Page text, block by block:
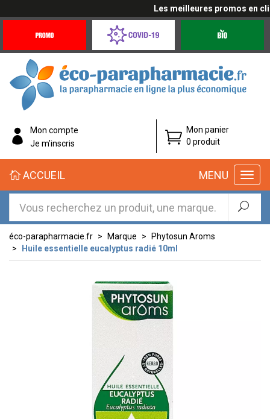
Les meilleures promos en
Offres
Coronavirus
éco-
parapharmacie.fr
éco-
parapharmacie.fr
Mon compte
Je m’inscris
Mon panier
0 produit
MENU
ACCUEIL
éco-parapharmacie.fr Marque
Phytosun Aroms
Huile essentielle eucalyptus radié 10ml